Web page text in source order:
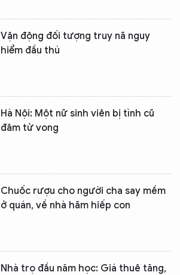
Vận động đối tượng truy nã nguy
hiểm đầu thú
Hà Nội: Một nữ sinh viên bị tình cũ
đâm tử vong
Chuốc rượu cho người cha say mềm
ở quán, về nhà hãm hiếp con
Nhà trọ đầu năm học: Giá thuê tăng,